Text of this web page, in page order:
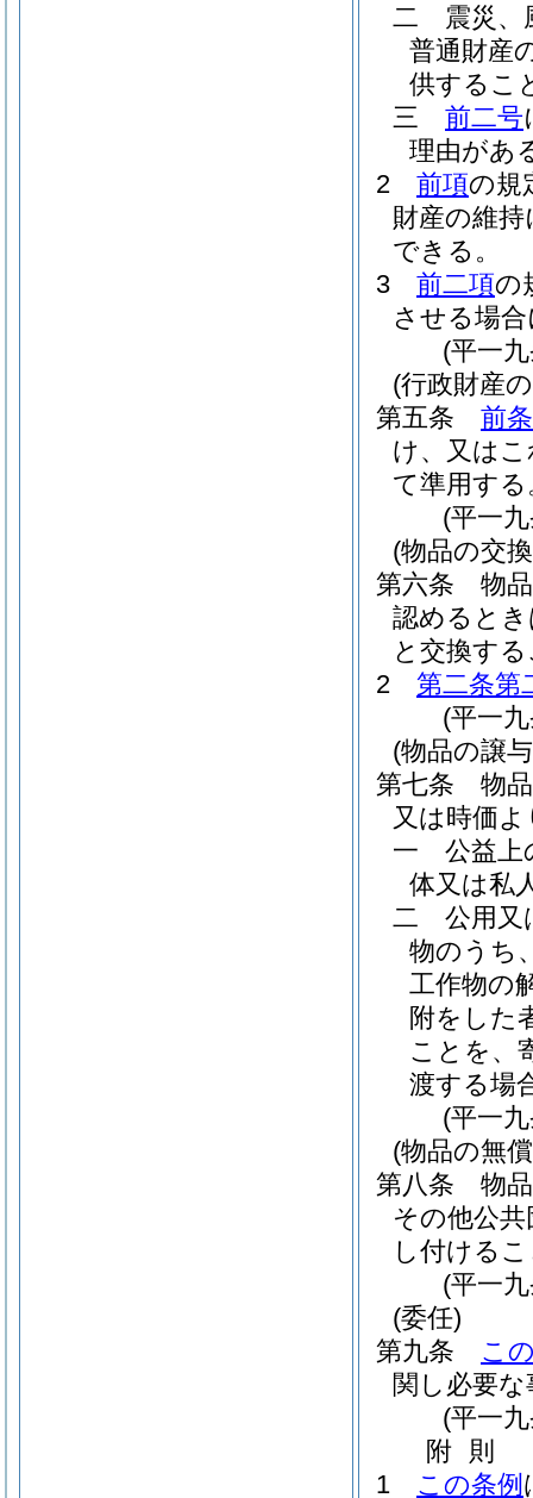
二
震災
普通財産
供するこ
三
前二号
理由があ
2
前項の規
財産の維
できる。
3
前二項の
させる場
(平一
(行政財産
第五条
前
け、又は
て準用する
(平一
(物品の交
第六条
物
認めると
と交換す
2
第二条第
(平一
(物品の譲
第七条
物
又は時価
一
公益上
体又は私
二
公用又
物のうち
工作物の
附をした
ことを、
渡する場
(平一
(物品の無
第八条
物
その他公
し付ける
(平一
(委任)
第九条
こ
関し必要
(平一
附 則
1
この条例